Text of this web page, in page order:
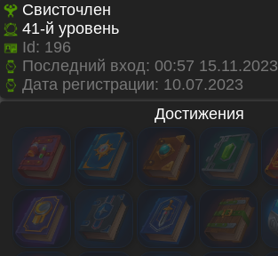
Свисточлен
41-й уровень
Id: 196
Последний вход: 00:57 15.11.2023
Дата регистрации: 10.07.2023
Достижения